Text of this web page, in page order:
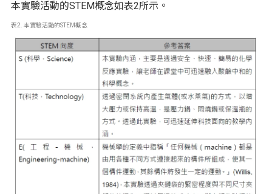
本實驗活動的STEM概念如表2所示。
表2. 本實驗活動的STEM概念